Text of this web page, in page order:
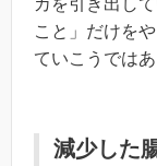
カを引き出し
こと」だけを
ていこうではあ
減少した